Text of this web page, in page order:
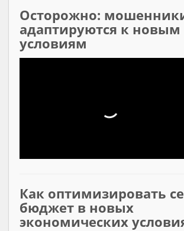
Осторожно:
адаптируются к новым
условиям
Как оптимизировать
бюджет в новых
экономических